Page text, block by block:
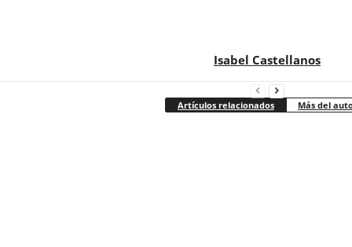
Isabel Castellanos
Artículos relacionados Más del